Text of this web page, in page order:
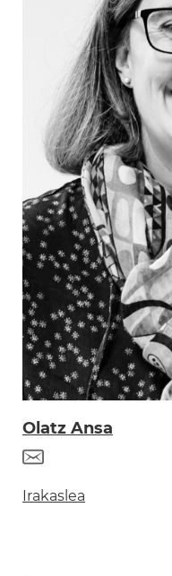
Olatz Ansa
Irakaslea